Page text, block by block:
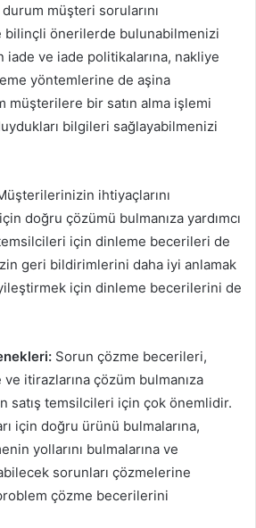
durum müşteri sorularını
bilinçli önerilerde bulunabilmenizi
iade ve iade politikalarına, nakliye
yöntemlerine de aşina
müşterilere bir satın alma işlemi
bilgileri sağlayabilmenizi
ihtiyaçlarını
doğru çözümü bulmanıza yardımcı
için dinleme becerileri de
geri bildirimlerini daha iyi anlamak
için dinleme becerilerini de
Sorun çözme becerileri,
itirazlarına çözüm bulmanıza
satış temsilcileri için çok önemlidir.
için doğru ürünü bulmalarına,
yollarını bulmalarına ve
sorunları çözmelerine
çözme becerilerini